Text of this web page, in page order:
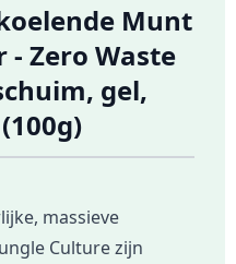
Munt
- Zero Waste
gel,
massieve
Culture zijn